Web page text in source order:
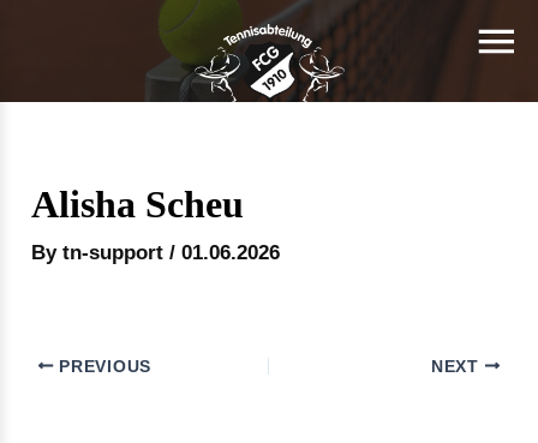
Alisha Scheu
Bytn-support/01.06.2026
PREVIOUS NEXT